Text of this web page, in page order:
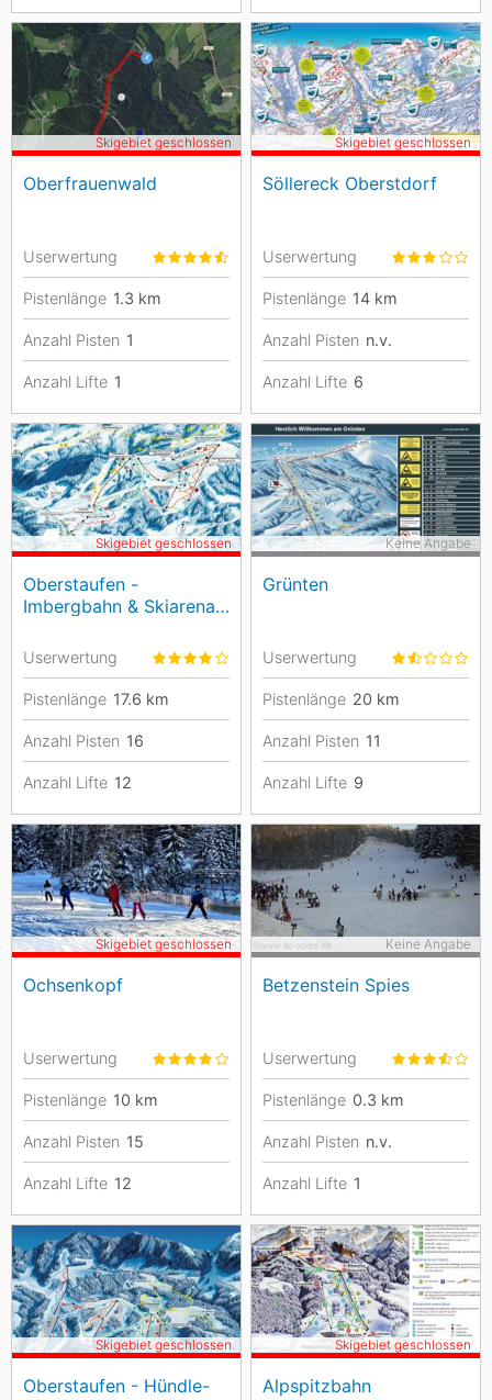
Oberfrauenwald
Skigebiet geschlossen
Userwertung
Pistenlänge 1.3 km
Anzahl Pisten 1
Anzahl Lifte 1
Söllereck Oberstdorf
Skigebiet geschlossen
Userwertung
Pistenlänge 14 km
Anzahl Pisten n.v.
Anzahl Lifte 6
Oberstaufen -
Imbergbahn & Skiarena
Skigebiet geschlossen
Userwertung
Pistenlänge 17.6 km
Anzahl Pisten 16
Anzahl Lifte 12
Grünten
Keine Angabe
Userwertung
Pistenlänge 20 km
Anzahl Pisten 11
Anzahl Lifte 9
Ochsenkopf
Skigebiet geschlossen
Userwertung
Pistenlänge 10 km
Anzahl Pisten 15
Anzahl Lifte 12
Betzenstein Spies
Keine Angabe
Userwertung
Pistenlänge 0.3 km
Anzahl Pisten n.v.
Anzahl Lifte 1
Oberstaufen - Hündle-
Skigebiet geschlossen
Alpspitzbahn
Skigebiet geschlossen